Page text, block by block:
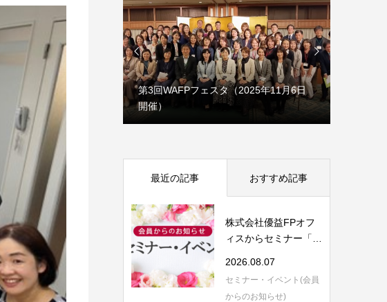

スタ（2024年11月7日
第3回WAFPフェスタ（2025年11月6日
開催）

最近の記事 おすすめ記事
株式会社優益FPオフ
ィスからセミナー「F
2026.08.07
セミナー・イベント(会員
からのお知らせ)